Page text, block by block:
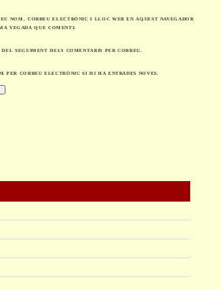
NOM, CORREU ELECTRÒNIC I LLOC WEB EN AQUEST NAVEGADOR
VEGADA QUE COMENTI.
DEL SEGUIMENT DELS COMENTARIS PER CORREU.
PER CORREU ELECTRÒNIC SI HI HA ENTRADES NOVES.